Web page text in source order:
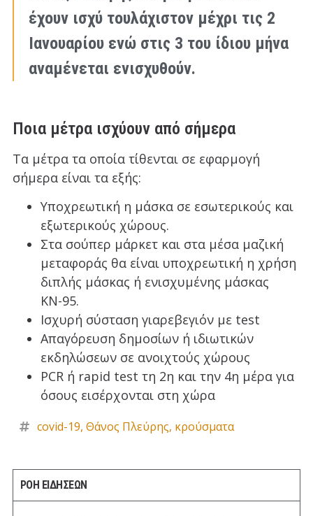
έχουν ισχύ τουλάχιστον μέχρι τις 2
Ιανουαρίου ενώ στις 3 του ίδιου μήνα
αναμένεται ενισχυθούν.
Ποια μέτρα ισχύουν από σήμερα
Τα μέτρα τα οποία τίθενται σε εφαρμογή
σήμερα είναι τα εξής:
Υποχρεωτική η μάσκα σε εσωτερικούς και
εξωτερικούς χώρους.
Στα σούπερ μάρκετ και στα μέσα μαζική
μεταφοράς θα είναι υποχρεωτική η χρήση
διπλής μάσκας ή ενισχυμένης μάσκας
ΚΝ-95.
Ισχυρή σύσταση γιαρεβεγιόν με test
Απαγόρευση δημοσίων ή ιδιωτικών
εκδηλώσεων σε ανοιχτούς χώρους
PCR ή rapid test τη 2η και την 4η μέρα για
όσους εισέρχονται στη χώρα
covid-19, Θάνος Πλεύρης, κρούσματα
ΡΟΗ ΕΙΔΗΣΕΩΝ